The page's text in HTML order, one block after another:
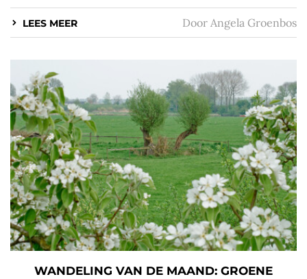
LEES MEER Door Angela Groenbos
WANDELING VAN DE MAAND: GROENE